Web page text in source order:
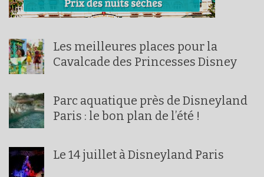
Les meilleures places pour la
Cavalcade des Princesses Disney
Parc aquatique près de Disneyland
Paris : le bon plan de l’été !
Le 14 juillet à Disneyland Paris